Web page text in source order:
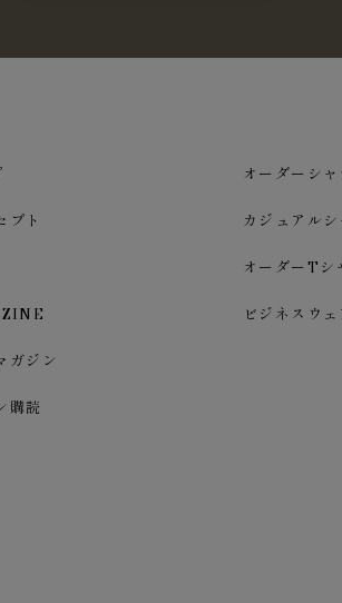
プト
ガジン
購読
オーダーシャ
カジュアルシ
オーダーTシ
ビジネスウェ